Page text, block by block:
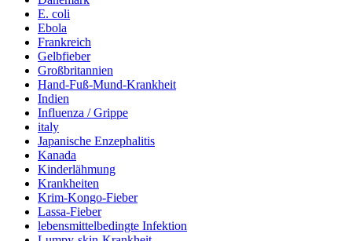
E. coli
Ebola
Frankreich
Gelbfieber
Großbritannien
Hand-Fuß-Mund-Krankheit
Indien
Influenza / Grippe
italy
Japanische Enzephalitis
Kanada
Kinderlähmung
Krankheiten
Krim-Kongo-Fieber
Lassa-Fieber
lebensmittelbedingte Infektion